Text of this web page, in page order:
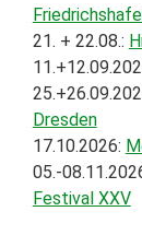
21. + 22.08.:
Dresden
17.10.2026:
05.-
Festival XXV